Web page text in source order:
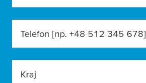
Telefon [np. +48 512 345 678]
Kraj